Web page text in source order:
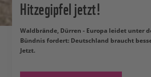
Hitzegipfel jetzt!
Waldbrände, Dürren - Europa leidet unter
Bündnis fordert: Deutschland braucht
Jetzt.